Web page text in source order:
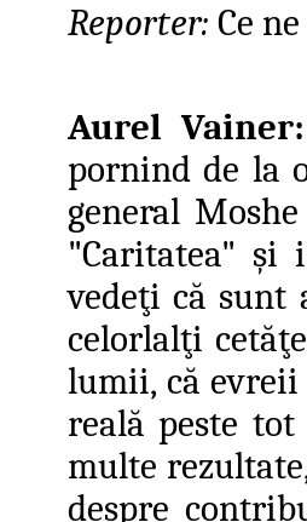
Reporter: Ce
Aurel
pornind de la
general
"Caritatea" şi
vedeţi că sunt
celorlalţi
lumii, că
reală peste
multe
despre